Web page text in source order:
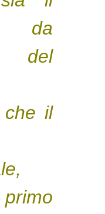
da
del
che il